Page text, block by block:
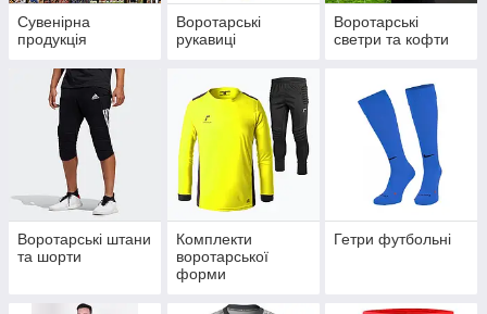
Сувенірна
продукція
Воротарські
рукавиці
Воротарські
светри та кофти
Воротарські штани
та шорти
Комплекти
воротарської
форми
Гетри футбольні